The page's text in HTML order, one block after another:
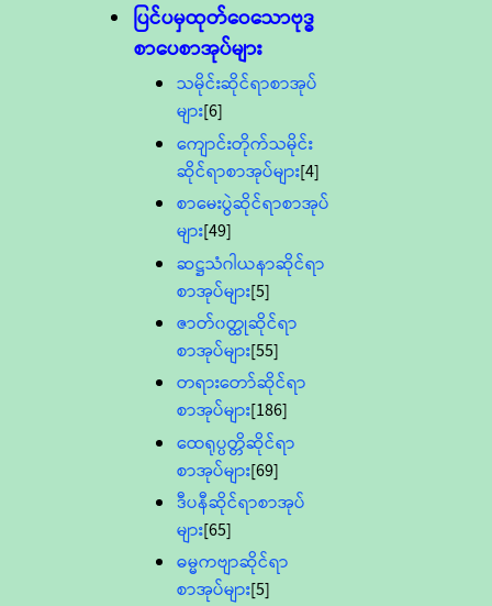
ပြင်ပမှထုတ်ဝေသောဗုဒ္ဓ
စာပေစာအုပ်များ
သမိုင်းဆိုင်ရာစာအုပ်
များ[6]
ကျောင်းတိုက်သမိုင်း
ဆိုင်ရာစာအုပ်များ[4]
စာမေးပွဲဆိုင်ရာစာအုပ်
များ[49]
ဆဋ္ဌသံဂါယနာဆိုင်ရာ
စာအုပ်များ[5]
ဇာတ်၀တ္ထုဆိုင်ရာ
စာအုပ်များ[55]
တရားတော်ဆိုင်ရာ
စာအုပ်များ[186]
ထေရုပ္ပတ္တိဆိုင်ရာ
စာအုပ်များ[69]
ဒီပနီဆိုင်ရာစာအုပ်
များ[65]
ဓမ္မကဗျာဆိုင်ရာ
စာအုပ်များ[5]